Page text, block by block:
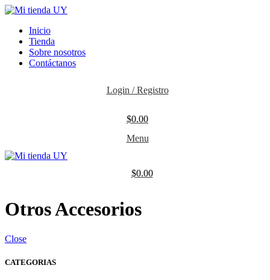
Inicio
Tienda
Sobre nosotros
Contáctanos
Login / Registro
$0.00
Menu
$0.00
Otros Accesorios
Close
CATEGORIAS